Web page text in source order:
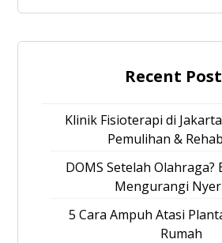
Recent
Klinik Fisioterapi di
Pemulihan &
DOMS Setelah Olahraga?
Mengurangi
5 Cara Ampuh Atasi
Rumah